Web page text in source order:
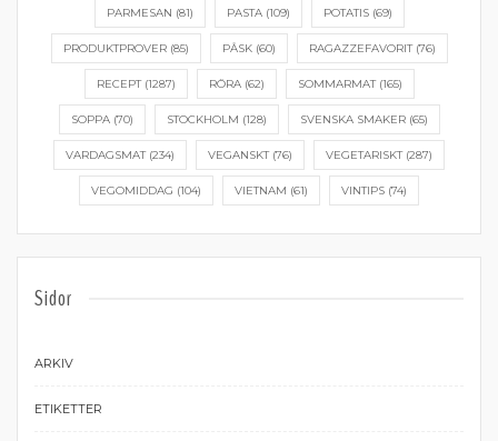
PARMESAN (81) PASTA(109) POTATIS(69)
PRODUKTPROVER(85) PÅSK(60) RAGAZZEFAVORIT(76)
RECEPT(1287) RÖRA(62) SOMMARMAT(165)
SOPPA(70) STOCKHOLM (128) SVENSKA SMAKER(65)
VARDAGSMAT(234) VEGANSKT(76) VEGETARISKT(287)
VEGOMIDDAG (104) VIETNAM (61) VINTIPS (74)
Sidor
ARKIV
ETIKETTER